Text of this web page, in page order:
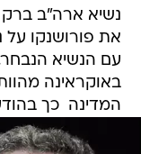
נשיא ארה"ב
את פורושנקו על
עם הנשיא
באוקראינה
המדינה  כך